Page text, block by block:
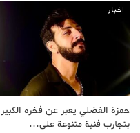
اخبار
حمزة الفضلي يعبر عن فخره الكبير
بتجارب فنية متنوعة على…